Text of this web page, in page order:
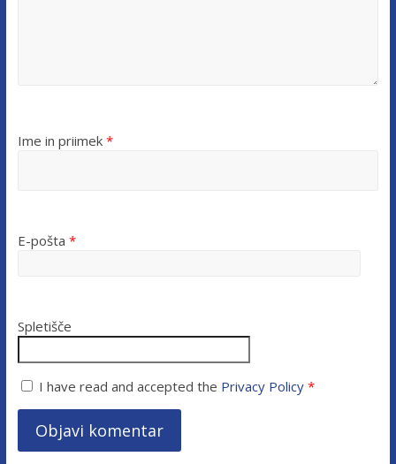
Ime in priimek *
E-pošta *
Spletišče
I have read and accepted the Privacy Policy*